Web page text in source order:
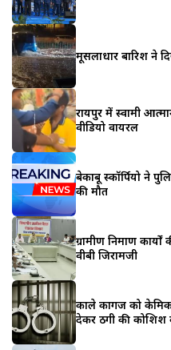
मूसलाधार बारिश ने
रायपुर में स्वामी
वीडियो वायरल
बेकाबू स्कॉर्पियो ने
की मौत
ग्रामीण निर्माण
वीबी जिरामजी
काले कागज को
देकर ठगी की कोशिश